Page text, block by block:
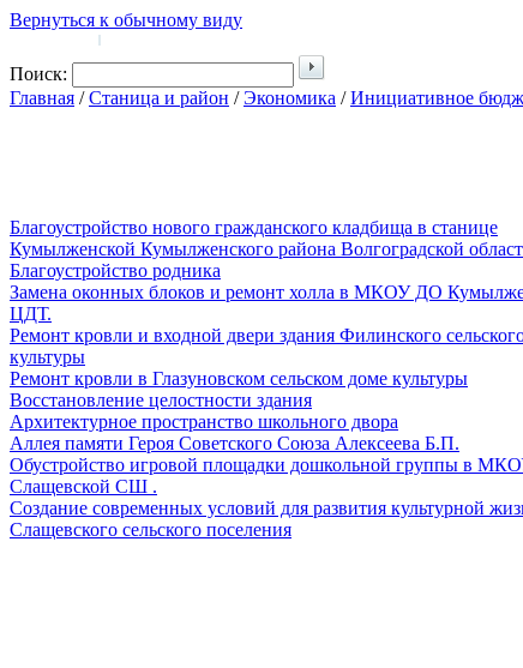
Вернуться к обычному виду
|
Поиск:
Главная /Станица и район /Экономика /Инициативное
Благоустройство нового гражданского кладбища в станице
Кумылженской Кумылженского района Волгоградской
Благоустройство родника
Замена оконных блоков и ремонт холла в МКОУ ДО
ЦДТ.
Ремонт кровли и входной двери здания Филинского
культуры
Ремонт кровли в Глазуновском сельском доме культуры
Восстановление целостности здания
Архитектурное пространство школьного двора
Аллея памяти Героя Советского Союза Алексеева Б.П.
Обустройство игровой площадки дошкольной группы в
Слащевской СШ .
Создание современных условий для развития культурной
Слащевского сельского поселения